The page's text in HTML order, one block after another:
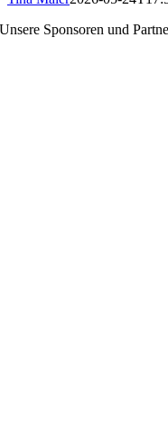
Unsere Sponsoren und